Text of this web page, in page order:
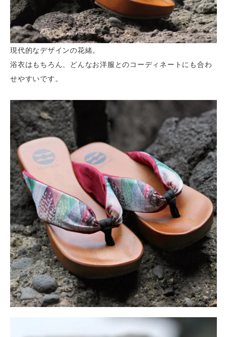
現代的なデザインの花緒。
浴衣はもちろん、どんなお洋服とのコーディネートにも合わ
せやすいです。